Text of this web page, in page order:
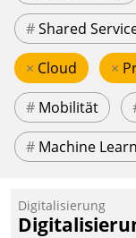
#Shared
× Cloud ×
# Mobilität
# Machine
Digitalisierung